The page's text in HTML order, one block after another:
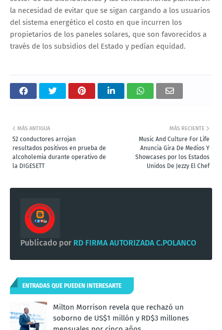
la necesidad de evitar que se sigan cargando a los usuarios
del sistema energético el costo en que incurren los
propietarios de los paneles solares, que son favorecidos a
través de los subsidios del Estado y pedían equidad.
MÁS RECIENTE
Music And Culture For Life
Anuncia Gira De Medios Y
Showcases por los Estados
Unidos De Jezzy El Chef
MÁS ANTIGUA
52 conductores arrojan
resultados positivos en prueba de
alcoholemia durante operativo de
la DIGESETT
Publicado por RD FIRMA AUTORIZADA C.POLANCO
ENTRADAS QUE PUEDEN INTERESARTE
Milton Morrison revela que rechazó un
soborno de US$1 millón y RD$3 millones